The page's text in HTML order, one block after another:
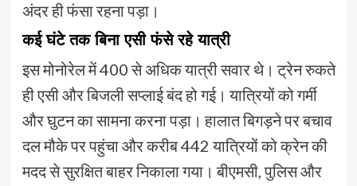
अंदर ही फंसा रहना पड़ा।
कई घंटे तक बिना एसी फंसे रहे यात्री
इस मोनोरेल में 400 से अधिक यात्री सवार थे। ट्रेन रुकते
ही एसी और बिजली सप्लाई बंद हो गई। यात्रियों को गर्मी
और घुटन का सामना करना पड़ा। हालात बिगड़ने पर बचाव
दल मौके पर पहुंचा और करीब 442 यात्रियों को क्रेन की
मदद से सुरक्षित बाहर निकाला गया। बीएमसी, पुलिस और